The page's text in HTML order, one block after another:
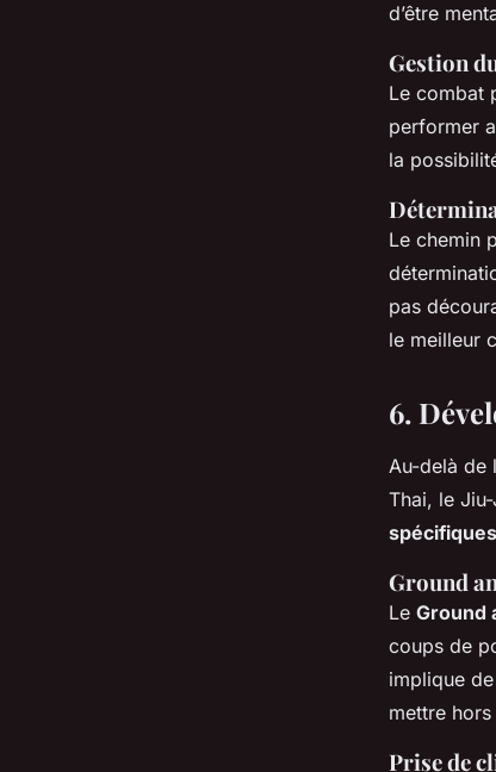
d’être
Gestion
Le combat
performer
la
Le chemin
pas
le meilleur
6.
Au-delà de
Thai, le
spécifiques
Ground
Le Ground
coups de
implique
mettre
Prise de